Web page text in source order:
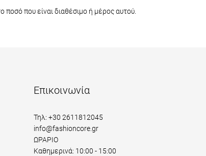
που είναι διαθέσιμο ή μέρος αυτού.
Επικοινωνία
Τηλ: +30 2611812045
info@fashioncore.gr
ΩΡΑΡΙΟ
Καθημερινά: 10:00 - 15:00